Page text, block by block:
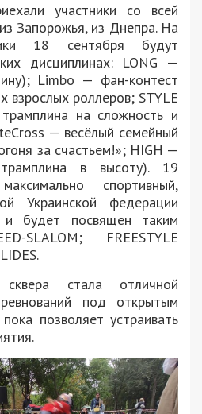
участники со всей
Запорожья, из Днепра. На
18 сентября будут
дисциплинах: LONG —
Limbo — фан-контест
взрослых роллеров; STYLE
на сложность и
— весёлый семейный
за счастьем!»; HIGH —
в высоту). 19
спортивный,
Украинской федерации
и будет посвящен таким
SLALOM; FREESTYLE
стала отличной
под открытым
позволяет устраивать